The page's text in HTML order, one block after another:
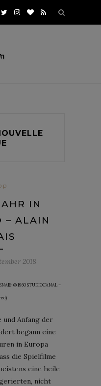
IN
– ALAIN
2018
© 1960 STUDIOCANAL –
und Anfang der
begann eine
in Europa
die Spielfilme
eine heile
nicht